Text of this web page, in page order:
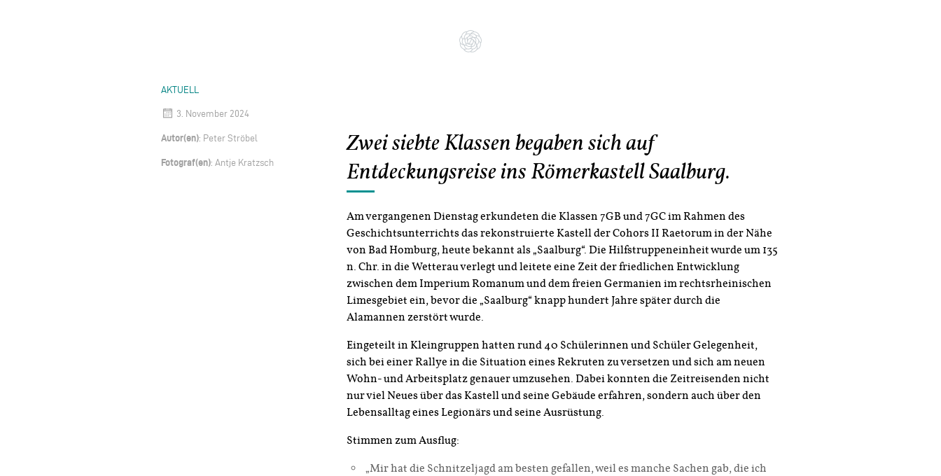
AKTUELL
3. November 2024
Autor(en): Peter Ströbel
Fotograf(en): Antje Kratzsch
Zwei siebte Klassen begaben sich auf
Entdeckungsreise ins Römerkastell Saalburg.
Am vergangenen Dienstag erkundeten die Klassen 7GB und 7GC im Rahmen des
Geschichtsunterrichts das rekonstruierte Kastell der Cohors II Raetorum in der Nähe
von Bad Homburg, heute bekannt als „Saalburg“. Die Hilfstruppeneinheit wurde um 135
n. Chr. in die Wetterau verlegt und leitete eine Zeit der friedlichen Entwicklung
zwischen dem Imperium Romanum und dem freien Germanien im rechtsrheinischen
Limesgebiet ein, bevor die „Saalburg“ knapp hundert Jahre später durch die
Alamannen zerstört wurde.
Eingeteilt in Kleingruppen hatten rund 40 Schülerinnen und Schüler Gelegenheit,
sich bei einer Rallye in die Situation eines Rekruten zu versetzen und sich am neuen
Wohn- und Arbeitsplatz genauer umzusehen. Dabei konnten die Zeitreisenden nicht
nur viel Neues über das Kastell und seine Gebäude erfahren, sondern auch über den
Lebensalltag eines Legionärs und seine Ausrüstung.
Stimmen zum Ausflug:
„Mir hat die Schnitzeljagd am besten gefallen, weil es manche Sachen gab, die ich